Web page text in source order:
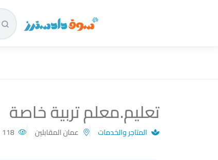
سوق دادسترز الرئيسية
تعليم.معلم تربية خاصة
المتاجر والخدمات عمان المقابلين